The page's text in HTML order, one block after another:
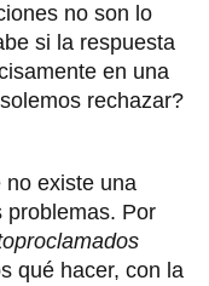
no son lo
si la respuesta
en una
rechazar?
no existe una
problemas. Por
qué hacer, con la